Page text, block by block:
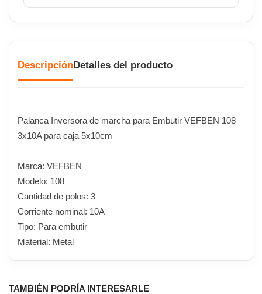
DescripciónDetalles del producto
Palanca Inversora de marcha para Embutir VEFBEN 108
3x10A para caja 5x10cm
Marca: VEFBEN
Modelo: 108
Cantidad de polos: 3
Corriente nominal: 10A
Tipo: Para embutir
Material: Metal
TAMBIÉN PODRÍA INTERESARLE